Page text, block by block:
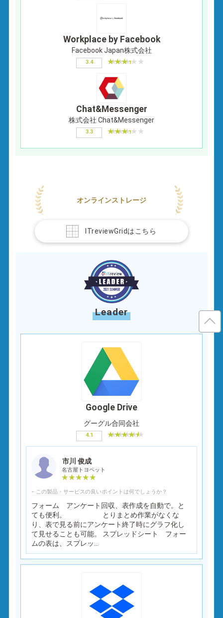
Workplace by Facebook
Facebook Japan株式会社
3.4
Chat&Messenger
株式会社 Chat&Messenger
3.3
オンラインストレージ
ITreviewGridはこちら
Leader
Google Drive
グーグル合同会社
4.1
市川 俊成
名古屋トヨペット
− この製品・サービスの良いポイントは何でしょうか？
フォーム アンケート回収、表作成を自動で。と
ても便利。 とりまとめ作業がなくな
り、表で見る前にアンケート終了時にグラフ化し
て見せることも可能。 スプレッドシート フォー
ムの表は、スプレッ...